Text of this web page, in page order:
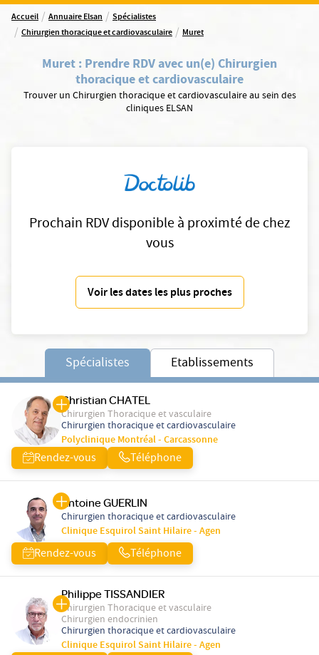
Accueil / Annuaire Elsan / Spécialistes
/ Chirurgien thoracique et cardiovasculaire / Muret
Muret : Prendre RDV avec un(e) Chirurgien
thoracique et cardiovasculaire
Trouver un Chirurgien thoracique et cardiovasculaire au sein des
cliniques ELSAN
Prochain RDV disponible à proximté de chez
vous
Voir les dates les plus proches
Spécialistes Etablissements
Christian CHATEL
Chirurgien Thoracique et vasculaire
Chirurgien thoracique et cardiovasculaire
Polyclinique Montréal - Carcassonne
Rendez-vous Téléphone
Antoine GUERLIN
Chirurgien thoracique et cardiovasculaire
Clinique Esquirol Saint Hilaire - Agen
Rendez-vous Téléphone
Philippe TISSANDIER
Chirurgien Thoracique et vasculaire
Chirurgien endocrinien
Chirurgien thoracique et cardiovasculaire
Clinique Esquirol Saint Hilaire - Agen